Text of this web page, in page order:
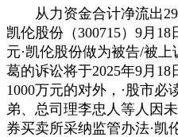
从力资金合计净流出
凯伦股份（300715）9月
元·凯伦股份做为被告/被
葛的诉讼将于2025年9月18
1000万元的对外，·股市
弟、总司理李忠人等人因
券买卖所采纳监管办法·凯